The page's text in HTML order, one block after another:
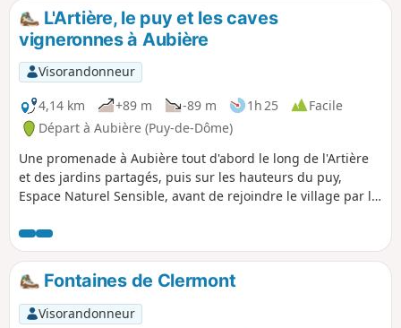
L'Artière, le puy et les caves
vigneronnes à Aubière
Visorandonneur
4,14 km
+89 m -89 m 1h 25
Facile
Départ à Aubière (Puy-de-Dôme)
Une promenade à Aubière tout d'abord le long de l'Artière
et des jardins partagés, puis sur les hauteurs du puy,
Espace Naturel Sensible, avant de rejoindre le village par le
Fontaines de Clermont
Visorandonneur